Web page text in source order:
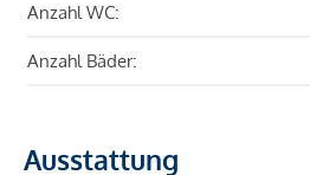
Anzahl WC:
Anzahl Bäder:
Ausstattung